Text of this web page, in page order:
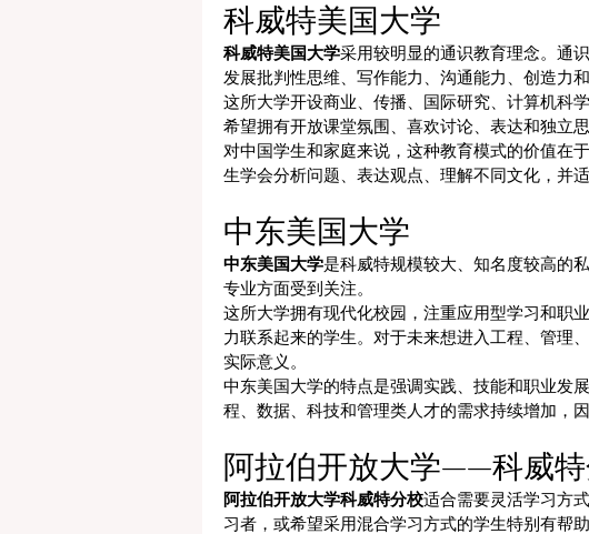
科威特美国大学
科威特美国大学采用较明显的通识教育理念。通
发展批判性思维、写作能力、沟通能力、创造力
这所大学开设商业、传播、国际研究、计算机科
希望拥有开放课堂氛围、喜欢讨论、表达和独立思
对中国学生和家庭来说，这种教育模式的价值在
生学会分析问题、表达观点、理解不同文化，并
中东美国大学
中东美国大学是科威特规模较大、知名度较高的
专业方面受到关注。
这所大学拥有现代化校园，注重应用型学习和职
力联系起来的学生。对于未来想进入工程、管理
实际意义。
中东美国大学的特点是强调实践、技能和职业发
程、数据、科技和管理类人才的需求持续增加，
阿拉伯开放大学——科威
阿拉伯开放大学科威特分校适合需要灵活学习方
习者，或希望采用混合学习方式的学生特别有帮助